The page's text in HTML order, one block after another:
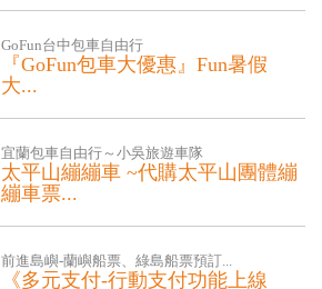
每年4.5月春夏交替之际，是萤火虫出
个赏萤...
GoFun台中包車自由行
『GoFun包車大優惠』Fun暑假
大...
『GoFun包車大優惠』Fun暑假 大家開
宜蘭包車自由行～小吳旅遊車隊
太平山繃繃車 ~代購太平山團體繃
繃車票...
太平山繃繃車 代購太平山團體繃繃車
前進島嶼-蘭嶼船票、綠島船票預訂...
《多元支付-行動支付功能上線